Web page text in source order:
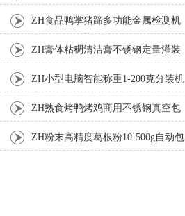
ZH食品鸭掌猪蹄多功能金属检测机
ZH膏体粘稠清洁膏不锈钢定量灌装
机厂家 ZH小型电脑智能称重1-200克分装机
ZH熟食烤鸭烤鸡商用不锈钢真空包
装机 ZH粉末高精度葛根粉10-500g自动包